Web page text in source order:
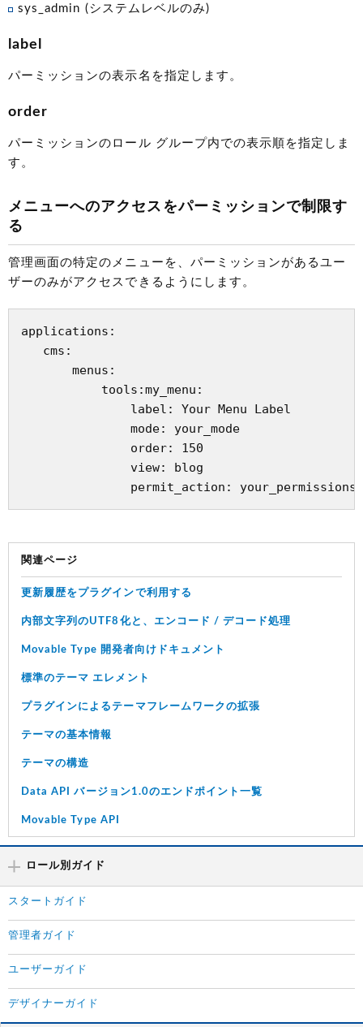
sys_admin (システムレベルのみ)
label
パーミッションの表示名を指定します。
order
パーミッションのロール グループ内での表示順を指定しま
す。
メニューへのアクセスをパーミッションで制限す
る
管理画面の特定のメニューを、パーミッションがあるユー
ザーのみがアクセスできるようにします。
applications:
   cms:
       menus:
           tools:my_menu:
               label: Your Menu Label
               mode: your_mode
               order: 150
               view: blog
関連ページ
更新履歴をプラグインで利用する
内部文字列のUTF8化と、エンコード / デコード処理
Movable Type 開発者向けドキュメント
標準のテーマ エレメント
プラグインによるテーマフレームワークの拡張
テーマの基本情報
テーマの構造
Data API バージョン1.0のエンドポイント一覧
Movable Type API
ロール別ガイド
スタートガイド
管理者ガイド
ユーザーガイド
デザイナーガイド